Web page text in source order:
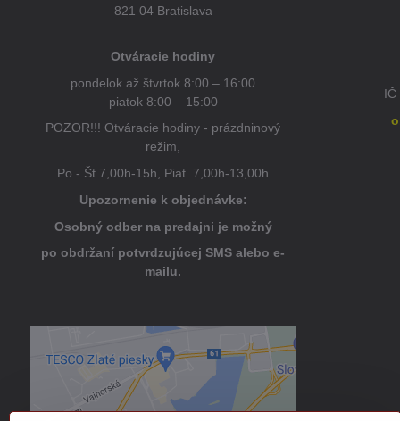
821 04 Bratislava
Otváracie hodiny
pondelok až štvrtok 8:00 – 16:00
piatok 8:00 – 15:00
POZOR!!! Otváracie hodiny - prázdninový
režim,
Po - Št 7,00h-15h, Piat. 7,00h-13,00h
Upozornenie k objednávke:
Osobný odber na predajni je možný
po obdržaní potvrdzujúcej SMS alebo e-
mailu.
Externý obsah je blokovaný
Voľbami súkromia
IČ